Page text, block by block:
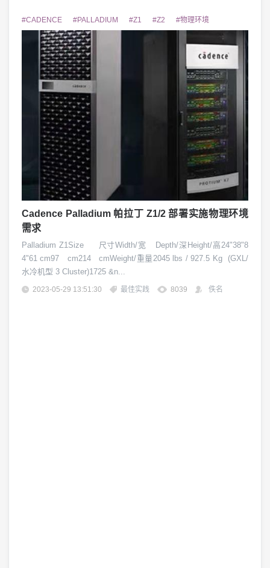
功能3、可针对企业研发实现接入管控及远...
#CADENCE #PALLADIUM #Z1 #Z2 #物理环境
Cadence Palladium 帕拉丁 Z1/2 部署实施物理环境
需求
Palladium Z1Size 尺寸Width/宽 Depth/深Height/高24"38"8
4"61 cm97 cm214 cmWeight/重量2045 lbs / 927.5 Kg (GXL/
水冷机型 3 Cluster)1725 &n...
2023-05-29 13:51:30 最佳实践 8039 佚名